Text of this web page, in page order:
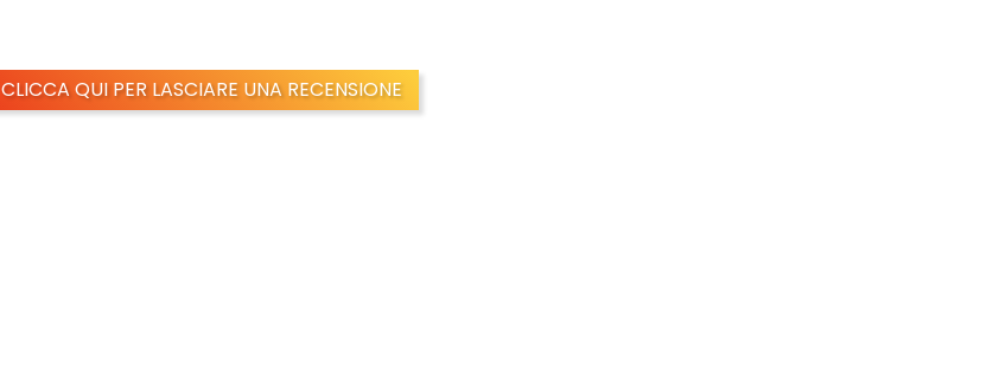
CLICCA QUI PER LASCIARE UNA RECENSIONE